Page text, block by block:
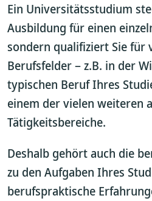
Ein Universitätsstudium
Ausbildung für einen
sondern qualifiziert Sie für
Berufsfelder – z.B. in der
typischen Beruf Ihres
einem der vielen weiteren
Tätigkeitsbereiche.
Deshalb gehört auch die
zu den Aufgaben Ihres
berufspraktische